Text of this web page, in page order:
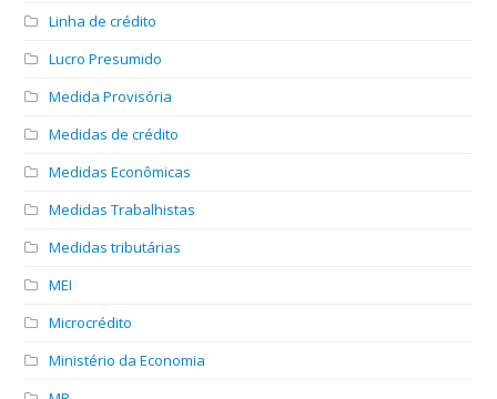
Linha de crédito
Lucro Presumido
Medida Provisória
Medidas de crédito
Medidas Econômicas
Medidas Trabalhistas
Medidas tributárias
MEI
Microcrédito
Ministério da Economia